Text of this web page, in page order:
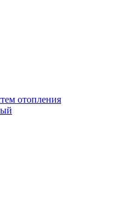
отопления